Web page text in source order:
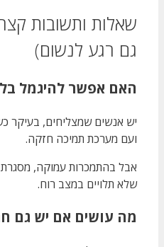
שאלות ותשובות
גם רגע לנשום)
האם אפשר להיגמל
יש אנשים שמצליחים, בעיקר
ועם מערכת תמיכה חזקה.
אבל בהתמכרות עמוקה, מסגרת
שלא תלויים במצב רוח.
מה עושים אם יש גם